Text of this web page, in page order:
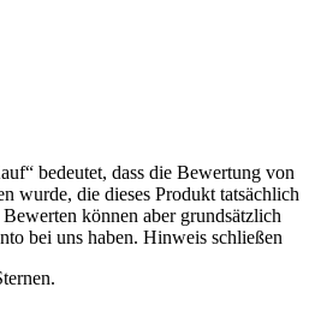
bedeutet, dass die Bewertung von
wurde, die dieses Produkt tatsächlich
können aber grundsätzlich
bei uns haben. Hinweis schließen